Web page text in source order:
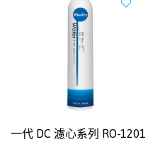
一代 DC 濾心系列 RO-1201